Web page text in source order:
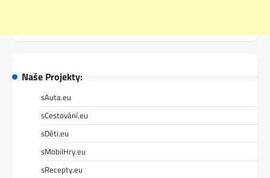
Naše Projekty:
sAuta.eu
sCestování.eu
sDěti.eu
sMobilHry.eu
sRecepty.eu